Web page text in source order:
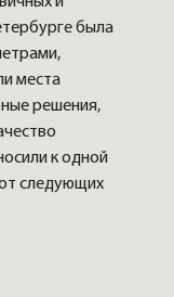
была
места
решения,
к одной
следующих